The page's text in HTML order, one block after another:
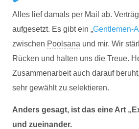
Alles lief damals per Mail ab.
aufgesetzt. Es gibt ein „Gentlemen-
zwischen Poolsana und mir. Wir
Rücken und halten uns die Treue.
Zusammenarbeit auch darauf
sehr gewählt zu selektieren.
Anders gesagt, ist das eine Art
und zueinander.